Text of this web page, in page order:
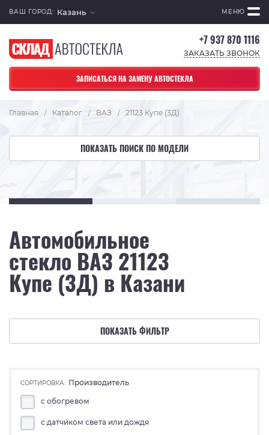
ВАШ ГОРОД: Казань МЕНЮ
+7 937 870 1116
ЗАКАЗАТЬ ЗВОНОК
ЗАПИСАТЬСЯ НА ЗАМЕНУ АВТОСТЕКЛА
Главная / Каталог / ВАЗ / 21123 Купе (3Д)
ПОКАЗАТЬ ПОИСК ПО МОДЕЛИ
Автомобильное
стекло ВАЗ 21123
Купе (3Д) в Казани
ПОКАЗАТЬ ФИЛЬТР
СОРТИРОВКА: Производитель
с обогревом
с датчиком света или дождя